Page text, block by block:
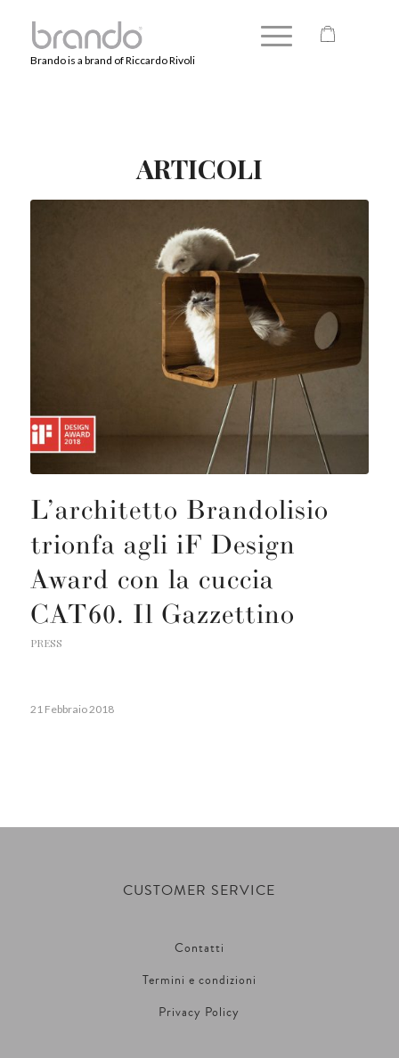
Brando is a brand of Riccardo Rivoli
ARTICOLI
L’architetto Brandolisio
trionfa agli iF Design
Award con la cuccia
CAT60. Il Gazzettino
PRESS
21 Febbraio 2018
CUSTOMER SERVICE
Contatti
Termini e condizioni
Privacy Policy